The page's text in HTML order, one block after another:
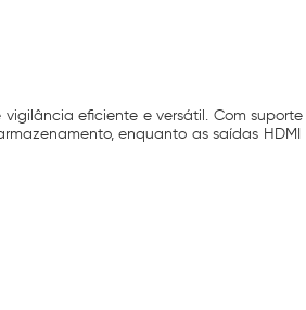
eficiente e versátil. Com
enquanto as saídas